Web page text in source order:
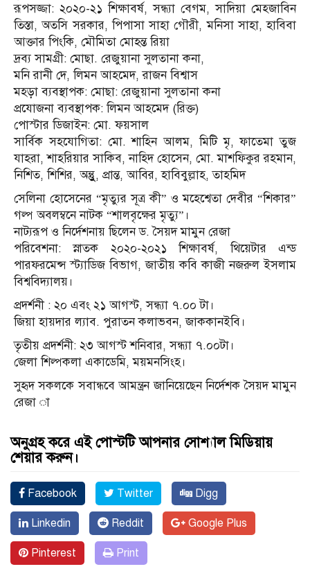
রূপসজ্জা: ২০২০-২১ শিক্ষাবর্ষ, সন্ধ্যা বেগম, সাদিয়া মেহ্জাবিন
তিস্তা, অতসি সরকার, পিপাসা সাহা গৌরী, মনিসা সাহা, হাবিবা
আক্তার পিংকি, মৌমিতা মোহন্ত রিয়া
দ্রব্য সামগ্রী: মোছা. রেজুয়ানা সুলতানা কনা,
মনি রানী দে, লিমন আহমেদ, রাজন বিশ্বাস
মহড়া ব্যবস্থাপক: মোছা: রেজুয়ানা সুলতানা কনা
প্রযোজনা ব্যবস্থাপক: লিমন আহমেদ (রিক্ত)
পোস্টার ডিজাইন: মো. ফয়সাল
সার্বিক সহযোগিতা: মো. শাহিন আলম, মিটি মৃ, ফাতেমা তুজ
যাহরা, শাহরিয়ার সাকিব, নাহিদ হোসেন, মো. মাশফিকুর রহমান,
নিশিত, শিশির, অন্তুুু, প্রান্ত, আবির, হাবিবুল্লাহ, তাহমিদ
সেলিনা হোসেনের “মৃত্যুর সূত্র কী” ও মহেশ্বেতা দেবীর “শিকার”
গল্প অবলম্বনে নাটক “শালবৃক্ষের মৃত্যু”।
নাট্যরূপ ও নির্দেশনায় ছিলেন ড. সৈয়দ মামুন রেজা
পরিবেশনা: স্নাতক ২০২০-২০২১ শিক্ষাবর্ষ, থিয়েটার এন্ড
পারফরমেন্স স্ট্যাডিজ বিভাগ, জাতীয় কবি কাজী নজরুল ইসলাম
বিশ্ববিদ্যালয়।
প্রদর্শনী : ২০ এবং ২১ আগস্ট, সন্ধ্যা ৭.০০ টা।
জিয়া হায়দার ল্যাব. পুরাতন কলাভবন, জাককানইবি।
তৃতীয় প্রদর্শনী: ২৩ আগস্ট শনিবার, সন্ধ্যা ৭.০০টা।
জেলা শিল্পকলা একাডেমি, ময়মনসিংহ।
সুহৃদ সকলকে সবান্ধবে আমন্ত্রন জানিয়েছেন নির্দেশক সৈয়দ মামুন
রেজা া
অনুগ্রহ করে এই পোস্টটি আপনার সোশ্যাল মিডিয়ায়
শেয়ার করুন।
Facebook Twitter Digg
Linkedin Reddit Google Plus
Pinterest Print